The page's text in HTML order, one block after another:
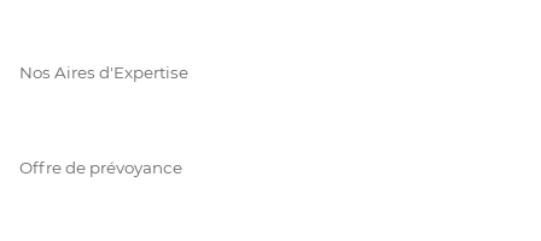
Nos Aires d'Expertise
Offre de prévoyance